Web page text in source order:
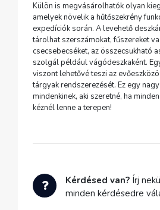
Külön is megvásárolhatók olyan
amelyek növelik a hűtőszekrény
expedíciók során. A levehető
tárolhat szerszámokat, fűszereket
csecsebecséket, az összecsukható
szolgál például vágódeszkaként.
viszont lehetővé teszi az
tárgyak rendszerezését. Ez egy
mindenkinek, aki szeretné, ha
kéznél lenne a terepen!
Kérdésed van? Írj
minden kérdésedre